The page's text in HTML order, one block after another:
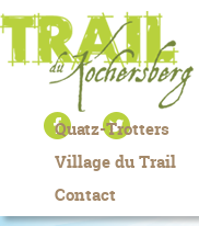
Quatz-Trotters
Village du Trail
Contact